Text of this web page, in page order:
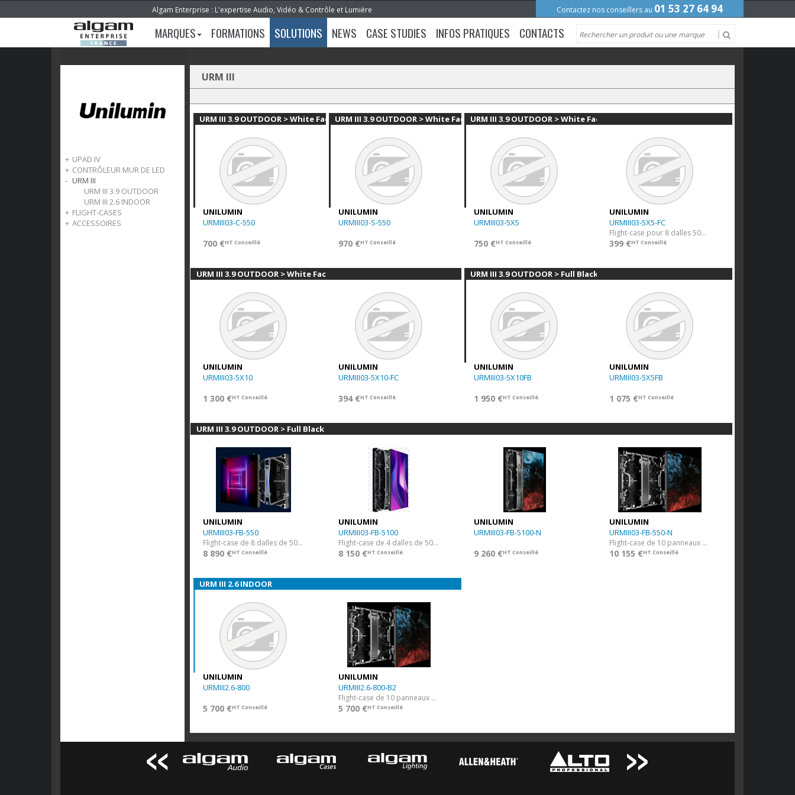
Algam Enterprise : L'expertise Audio, Vidéo & Contrôle et Lumière Contactez nos conseillers au 01 53 27 64 94
MARQUES FORMATIONS SOLUTIONS NEWS CASE STUDIES INFOS PRATIQUES CONTACTS
UPAD IV
UPAD IV 1.9
CONTRÔLEUR MUR DE LED
CONTÔLEUR NOVASTAR
CARTE RECEPTION
URM III
URM III 3.9 OUTDOOR
URM III 2.6 INDOOR
FLIGHT-CASES
Flightcase UPAD IV
ACCESSOIRES
URM III
URM III 3.9 OUTDOOR > White Face Corner
UNILUMIN
URMIII03-C-550
700 €HT Conseillé
URM III 3.9 OUTDOOR > White Face Courbe
UNILUMIN
URMIII03-S-550
970 €HT Conseillé
URM III 3.9 OUTDOOR > White Face
UNILUMIN
URMIII03-5X5
750 €HT Conseillé
UNILUMIN
URMIII03-5X5-FC
Flight-case pour 8 dalles 500x500mm
399 €HT Conseillé
URM III 3.9 OUTDOOR > White Face
UNILUMIN
URMIII03-5X10
1 300 €HT Conseillé
UNILUMIN
URMIII03-5X10-FC
394 €HT Conseillé
URM III 3.9 OUTDOOR > Full Black
UNILUMIN
URMIII03-5X10FB
1 950 €HT Conseillé
UNILUMIN
URMIII03-5X5FB
1 075 €HT Conseillé
URM III 3.9 OUTDOOR > Full Black
UNILUMIN
URMIII03-FB-550
Flight-case de 8 dalles de 50x50 URM03
8 890 €HT Conseillé
UNILUMIN
URMIII03-FB-5100
Flight-case de 4 dalles de 50x100 URM03
8 150 €HT Conseillé
UNILUMIN
URMIII03-FB-5100-N
9 260 €HT Conseillé
UNILUMIN
URMIII03-FB-550-N
Flight-case de 10 panneaux de 50x50 URM3
10 155 €HT Conseillé
URM III 2.6 INDOOR
UNILUMIN
URMIII2.6-800
5 700 €HT Conseillé
UNILUMIN
URMIII2.6-800-B2
Flight-case de 10 panneaux de 50x50 URM3 2.6
5 700 €HT Conseillé